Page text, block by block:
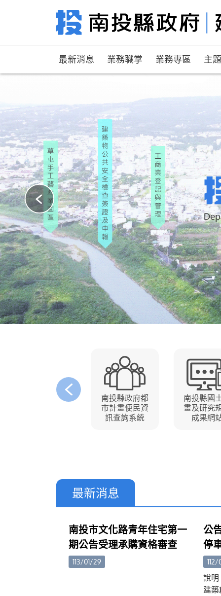
最新消息 業務職掌 業務專區 主
南投縣政府都
市計畫便民資
訊查詢系統
南投縣國
畫及研究
成果網
最新消息
南投市文化路青年住宅第一
期公告受理承購資格審查
113/01/29
公
停
線
日
行
說明
建